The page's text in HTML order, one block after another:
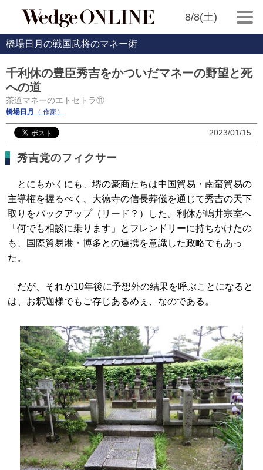
8/8(土)
橋場日月の戦国武将のマネー術
千利休の豊臣秀吉をかついだマネーの野望と死
への道
茶道マネーのエトセトラ⑪
橋場日月 （ 作家）
2023/01/15
秀吉党のフィクサー
とにもかくにも、堺の豪商たちは中国貿易・南蛮貿易の
主導権を握るべく、大徳寺の信長葬儀を通じて秀吉の天下
取りをバックアップ（リード？）した。利休が嶋井宗室へ
「何でも相談に乗ります」とフレンドリーに持ちかけたの
も、国際貿易港・博多との連携を意識した政略でもあっ
た。
だが、それが10年後に予想外の結果を呼ぶことになると
は、お釈迦様でもご存じあるめぇ、なのである。